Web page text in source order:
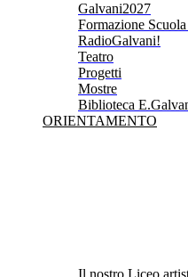
Galvani2027
Formazione
RadioGalvani!
Teatro
Progetti
Mostre
Biblioteca
ORIENTAMENTO